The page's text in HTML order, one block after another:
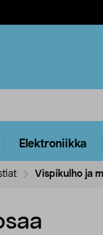
Elektroniikka
Vispikulho ja